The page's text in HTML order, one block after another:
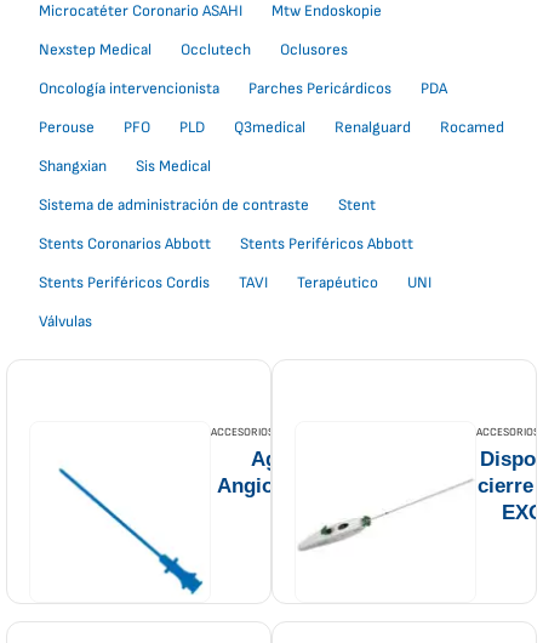
Microcatéter Coronario ASAHI
Mtw Endoskopie
Nexstep Medical
Occlutech
Oclusores
Oncología intervencionista
Parches Pericárdicos
PDA
Perouse
PFO PLD Q3medical Renalguard
Rocamed
Shangxian
Sis Medical
Sistema de administración de contraste
Stent
Stents Coronarios Abbott
Stents Periféricos Abbott
Stents Periféricos Cordis
TAVI Terapéutico
UNI
Válvulas
ACCESORIOS CORDIS
Agujas
Angiográficas
ACCESORIOS
cierre